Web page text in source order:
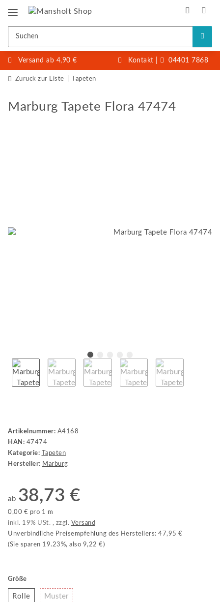
Versand ab 4,90 € Kontakt 04401 7868
Zurück zur Liste Tapeten
Marburg Tapete Flora 47474
Artikelnummer: A4168
HAN: 47474
Kategorie:
Tapeten
Hersteller: Marburg
ab 38,73 €
0,00 € pro 1 m
inkl. 19% USt. , zzgl. Versand
Unverbindliche Preisempfehlung des Herstellers: 47,95 €
(Sie sparen 19.23%, also 9,22 €)
Größe
RolleRolleMusterMuster